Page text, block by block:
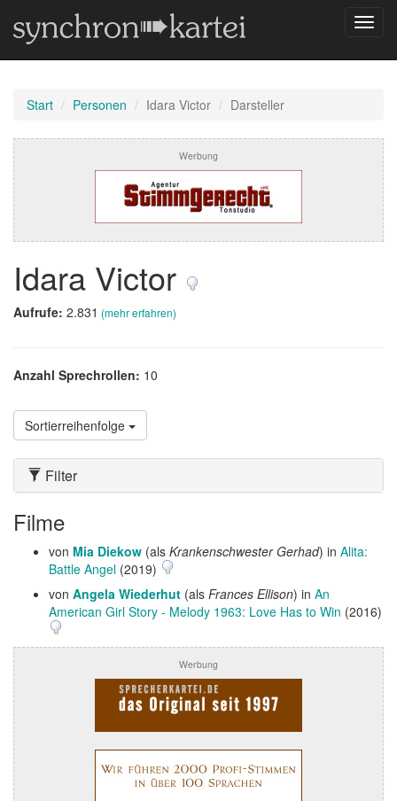
Start Personen Idara Victor Darsteller
Werbung
Idara Victor
Aufrufe: 2.831 (mehr erfahren)
Anzahl Sprechrollen: 10
Sortierreihenfolge
Filter
Filme
von Mia Diekow (als Krankenschwester Gerhad) in Alita:
Battle Angel (2019)
von Angela Wiederhut (als Frances Ellison) in An
American Girl Story - Melody 1963: Love Has to Win (2016)
Werbung